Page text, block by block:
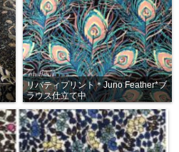
リバティプリント＊Juno Feather*ブ
ラウス仕立て中